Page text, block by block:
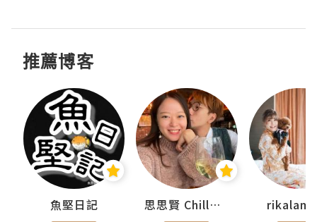
推薦博客
魚堅日記 思思賢 ChillMyBabe